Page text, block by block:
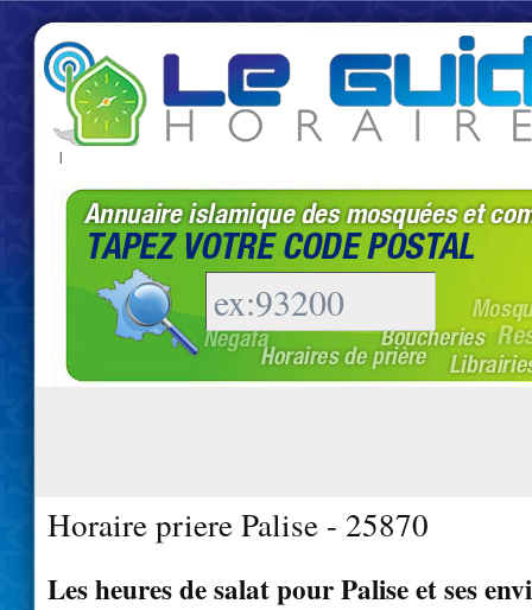
|
Horaire priere Palise - 25870
Les heures de salat pour Palise et ses